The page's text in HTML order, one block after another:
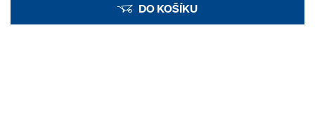
DO KOŠÍKU